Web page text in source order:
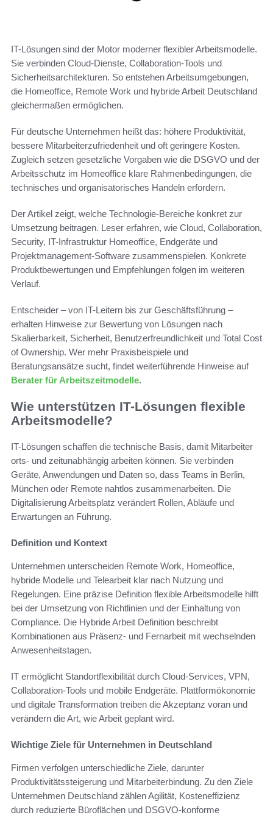
IT-Lösungen sind der Motor moderner flexibler Arbeitsmodelle.
Sie verbinden Cloud-Dienste, Collaboration-Tools und
Sicherheitsarchitekturen. So entstehen Arbeitsumgebungen,
die Homeoffice, Remote Work und hybride Arbeit Deutschland
gleichermaßen ermöglichen.
Für deutsche Unternehmen heißt das: höhere Produktivität,
bessere Mitarbeiterzufriedenheit und oft geringere Kosten.
Zugleich setzen gesetzliche Vorgaben wie die DSGVO und der
Arbeitsschutz im Homeoffice klare Rahmenbedingungen, die
technisches und organisatorisches Handeln erfordern.
Der Artikel zeigt, welche Technologie-Bereiche konkret zur
Umsetzung beitragen. Leser erfahren, wie Cloud, Collaboration,
Security, IT-Infrastruktur Homeoffice, Endgeräte und
Projektmanagement-Software zusammenspielen. Konkrete
Produktbewertungen und Empfehlungen folgen im weiteren
Verlauf.
Entscheider – von IT-Leitern bis zur Geschäftsführung –
erhalten Hinweise zur Bewertung von Lösungen nach
Skalierbarkeit, Sicherheit, Benutzerfreundlichkeit und Total Cost
of Ownership. Wer mehr Praxisbeispiele und
Beratungsansätze sucht, findet weiterführende Hinweise auf
Berater für Arbeitszeitmodelle.
Wie unterstützen IT-Lösungen flexible
Arbeitsmodelle?
IT-Lösungen schaffen die technische Basis, damit Mitarbeiter
orts- und zeitunabhängig arbeiten können. Sie verbinden
Geräte, Anwendungen und Daten so, dass Teams in Berlin,
München oder Remote nahtlos zusammenarbeiten. Die
Digitalisierung Arbeitsplatz verändert Rollen, Abläufe und
Erwartungen an Führung.
Definition und Kontext
Unternehmen unterscheiden Remote Work, Homeoffice,
hybride Modelle und Telearbeit klar nach Nutzung und
Regelungen. Eine präzise Definition flexible Arbeitsmodelle hilft
bei der Umsetzung von Richtlinien und der Einhaltung von
Compliance. Die Hybride Arbeit Definition beschreibt
Kombinationen aus Präsenz- und Fernarbeit mit wechselnden
Anwesenheitstagen.
IT ermöglicht Standortflexibilität durch Cloud-Services, VPN,
Collaboration-Tools und mobile Endgeräte. Plattformökonomie
und digitale Transformation treiben die Akzeptanz voran und
verändern die Art, wie Arbeit geplant wird.
Wichtige Ziele für Unternehmen in Deutschland
Firmen verfolgen unterschiedliche Ziele, darunter
Produktivitätssteigerung und Mitarbeiterbindung. Zu den Ziele
Unternehmen Deutschland zählen Agilität, Kosteneffizienz
durch reduzierte Büroflächen und DSGVO-konforme